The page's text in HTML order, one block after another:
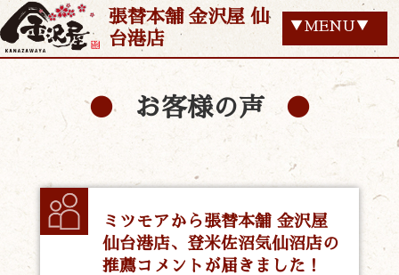
張替本舗 金沢屋 仙
台港店
▼MENU▼
お客様の声
ミツモアから張替本舗 金沢屋
仙台港店、登米佐沼気仙沼店の
推薦コメントが届きました！